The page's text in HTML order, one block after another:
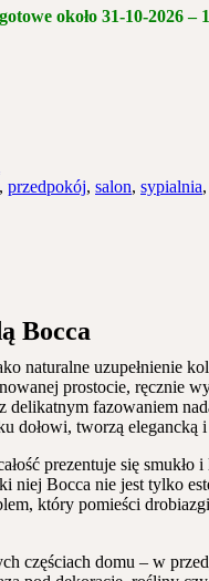
około 31-10-2026–
, przedpokój, salon, sypialnia,
Bocca
naturalne uzupełnienie
prostocie, ręcznie
delikatnym fazowaniem
dołowi, tworzą elegancką
prezentuje się smukło
niej Bocca nie jest tylko
który pomieści
częściach domu – w